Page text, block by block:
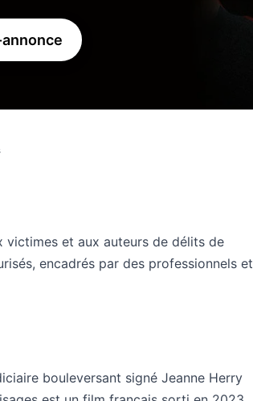
victimes et aux auteurs de délits de
encadrés par des professionnels et
bouleversant signé Jeanne Herry